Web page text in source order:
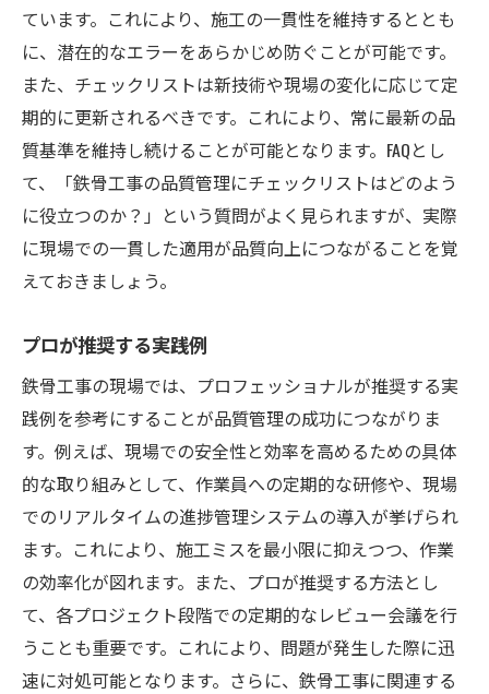
ています。これにより、施工の一貫性を維持するととも
に、潜在的なエラーをあらかじめ防ぐことが可能です。
また、チェックリストは新技術や現場の変化に応じて定
期的に更新されるべきです。これにより、常に最新の品
質基準を維持し続けることが可能となります。FAQとし
て、「鉄骨工事の品質管理にチェックリストはどのよう
に役立つのか？」という質問がよく見られますが、実際
に現場での一貫した適用が品質向上につながることを覚
えておきましょう。
プロが推奨する実践例
鉄骨工事の現場では、プロフェッショナルが推奨する実
践例を参考にすることが品質管理の成功につながりま
す。例えば、現場での安全性と効率を高めるための具体
的な取り組みとして、作業員への定期的な研修や、現場
でのリアルタイムの進捗管理システムの導入が挙げられ
ます。これにより、施工ミスを最小限に抑えつつ、作業
の効率化が図れます。また、プロが推奨する方法とし
て、各プロジェクト段階での定期的なレビュー会議を行
うことも重要です。これにより、問題が発生した際に迅
速に対処可能となります。さらに、鉄骨工事に関連する